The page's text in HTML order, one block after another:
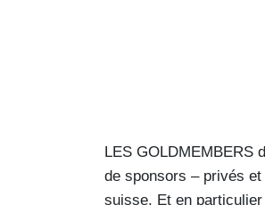
LES GOLDMEMBERS
de sponsors – privés
suisse. Et en